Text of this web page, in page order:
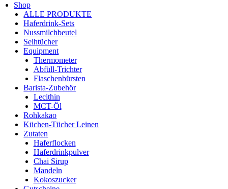
Shop
ALLE PRODUKTE
Haferdrink-Sets
Nussmilchbeutel
Seihtücher
Equipment
Thermometer
Abfüll-Trichter
Flaschenbürsten
Barista-Zubehör
Lecithin
MCT-Öl
Rohkakao
Küchen-Tücher Leinen
Zutaten
Haferflocken
Haferdrinkpulver
Chai Sirup
Mandeln
Kokoszucker